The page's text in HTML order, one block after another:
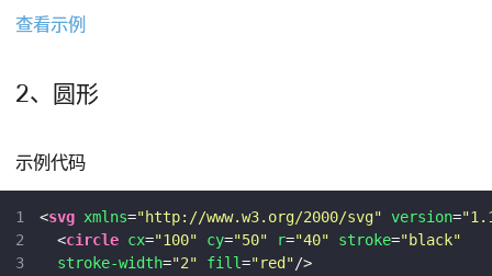
查看示例
2、圆形
示例代码
1
2
3
<svg xmlns="http://www.w3.org/2000/svg" version=
<circle cx="100" cy="50" r="40" stroke="black"
stroke-width="2" fill="red"/>